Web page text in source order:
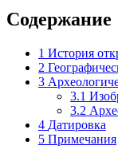
Содержание
1 История
2
3
3.1
3.2
4 Датировка
5 Примечания